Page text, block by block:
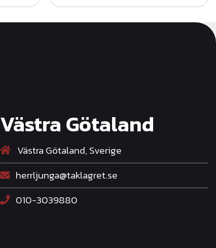
Västra Götaland
Västra Götaland, Sverige
herrljunga@taklagret.se
010-3039880